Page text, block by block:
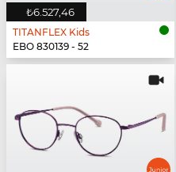
₺6.527,46
TITANFLEX Kids
EBO 830139 - 52